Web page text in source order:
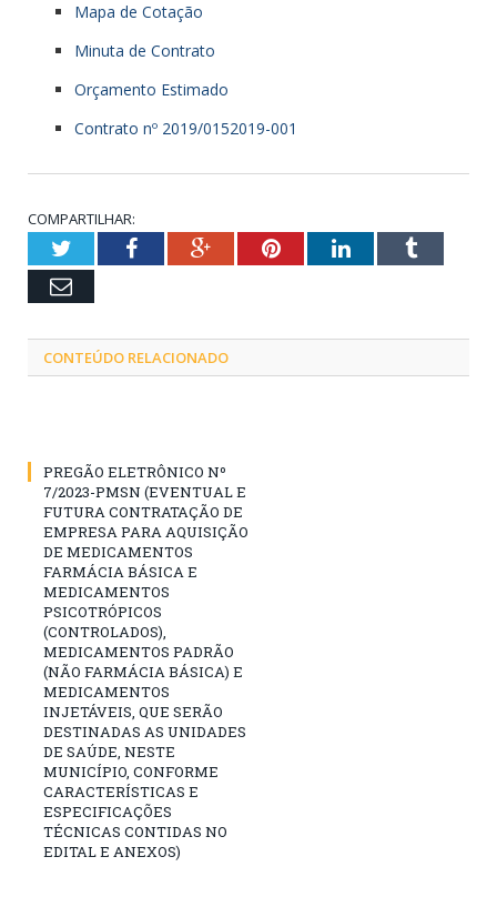
Mapa de Cotação
Minuta de Contrato
Orçamento Estimado
Contrato nº 2019/0152019-001
COMPARTILHAR:
TwitterFacebookGoogle+PinterestLinkedInTumblr
Email
CONTEÚDO RELACIONADO
PREGÃO ELETRÔNICO Nº
7/2023-PMSN (EVENTUAL E
FUTURA CONTRATAÇÃO DE
EMPRESA PARA AQUISIÇÃO
DE MEDICAMENTOS
FARMÁCIA BÁSICA E
MEDICAMENTOS
PSICOTRÓPICOS
(CONTROLADOS),
MEDICAMENTOS PADRÃO
(NÃO FARMÁCIA BÁSICA) E
MEDICAMENTOS
INJETÁVEIS, QUE SERÃO
DESTINADAS AS UNIDADES
DE SAÚDE, NESTE
MUNICÍPIO, CONFORME
CARACTERÍSTICAS E
ESPECIFICAÇÕES
TÉCNICAS CONTIDAS NO
EDITAL E ANEXOS)